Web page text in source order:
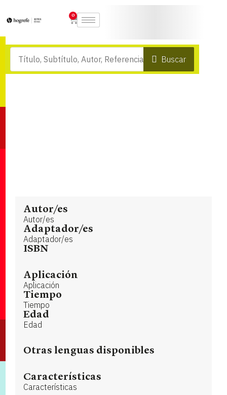
0
Buscar
Autor/es
Autor/es
Adaptador/es
Adaptador/es
ISBN
Aplicación
Aplicación
Tiempo
Tiempo
Edad
Edad
Otras lenguas disponibles
Características
Características